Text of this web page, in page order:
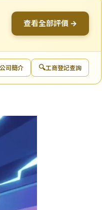
查看全部評價 →
司簡介 🔍工商登記查詢